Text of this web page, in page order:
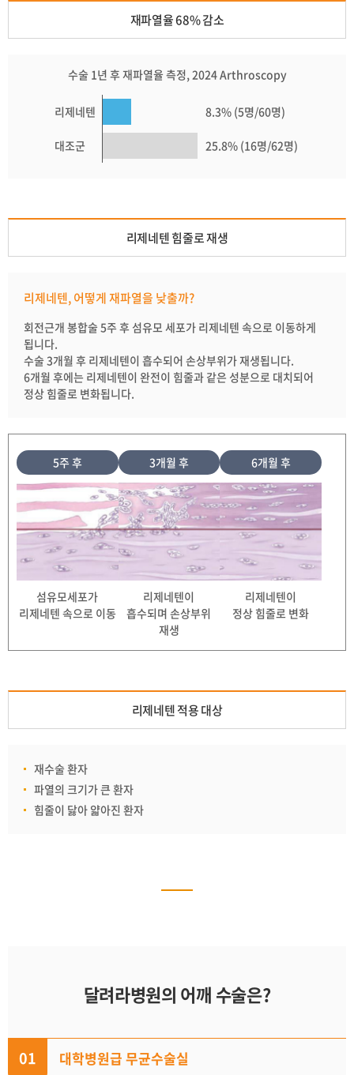
재파열율 68% 감소
수술 1년 후 재파열율 측정, 2024 Arthroscopy
리제네텐 8.3% (5명/60명)
대조군 25.8% (16명/62명)
리제네텐 힘줄로 재생
리제네텐, 어떻게 재파열을 낮출까?
회전근개 봉합술 5주 후 섬유모 세포가 리제네텐 속으로 이동하게
됩니다.
수술 3개월 후 리제네텐이 흡수되어 손상부위가 재생됩니다.
6개월 후에는 리제네텐이 완전이 힘줄과 같은 성분으로 대치되어
정상 힘줄로 변화됩니다.
5주 후
섬유모세포가
리제네텐 속으로 이동
3개월 후
리제네텐이
흡수되며 손상부위
재생
6개월 후
리제네텐이
정상 힘줄로 변화
리제네텐 적용 대상
재수술 환자
파열의 크기가 큰 환자
힘줄이 닳아 얇아진 환자
달려라병원의 어깨 수술은?
01 대학병원급 무균수술실